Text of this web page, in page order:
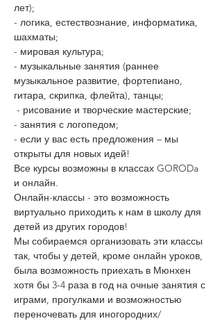
лет);
- логика, естествознание, информатика,
шахматы;
- мировая культура;
- музыкальные занятия (раннее
музыкальное развитие, фортепиано,
гитара, скрипка, флейта), танцы;
- рисование и творческие мастерские;
- занятия с логопедом;
- если у вас есть предложения – мы
открыты для новых идей!
Все курсы возможны в классах GORODa
и онлайн.
Онлайн-классы - это возможность
виртуально приходить к нам в школу для
детей из других городов!
Мы собираемся организовать эти классы
так, чтобы у детей, кроме онлайн уроков,
была возможность приехать в Мюнхен
хотя бы 3-4 раза в год на очные занятия с
играми, прогулками и возможностью
переночевать для иногородних/